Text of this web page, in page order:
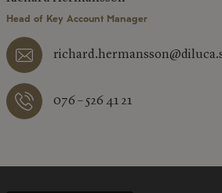
Head of Key Account Manager
076 – 526 41 21